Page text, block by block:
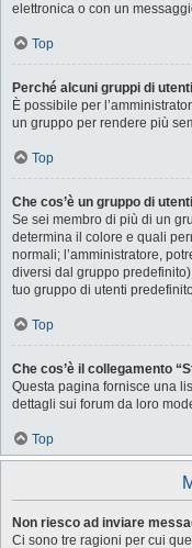
elettronica o con un
Top
Perché alcuni gruppi di
È possibile per
un gruppo per rendere più
Top
Che cos’è un gruppo di
Se sei membro di più di un
determina il colore e quali
normali; l’amministratore,
diversi dal gruppo
tuo gruppo di utenti
Top
Che cos’è il collegamento
Questa pagina fornisce una
dettagli sui forum da loro
Top
Non riesco ad inviare
Ci sono tre ragioni per cui